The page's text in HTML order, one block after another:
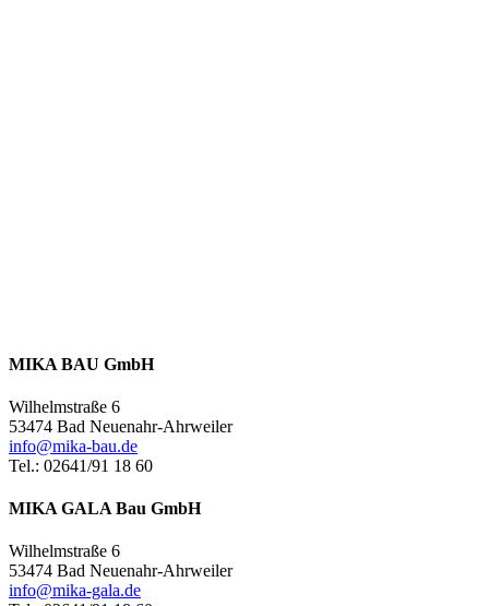
MIKA BAU GmbH
Wilhelmstraße 6
53474 Bad Neuenahr-Ahrweiler
info@mika-bau.de
Tel.: 02641/91 18 60
MIKA GALA Bau GmbH
Wilhelmstraße 6
53474 Bad Neuenahr-Ahrweiler
info@mika-gala.de